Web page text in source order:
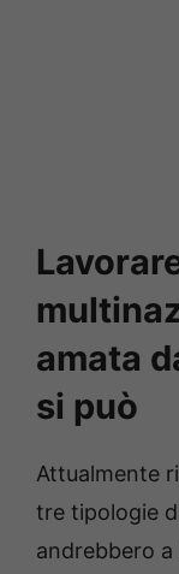
amata
si può
Attualmente
tre tipologie
andrebbero